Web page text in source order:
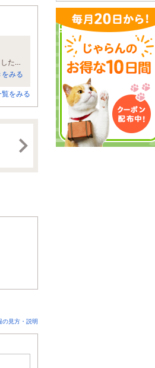
朝食が食べ放題なのが一番良いですね。以前は提供されていた「おにぎり」の代わりに、おかずの種類が増えていました。それと、ハッピーアワー（18時から20時の間）は、ドリンク、アイスクリームを自由にいただけるのも有り難いです。男性だけですが、サウナが利用できるのも素晴らしいです。
をみる
をみる
の見方・説明